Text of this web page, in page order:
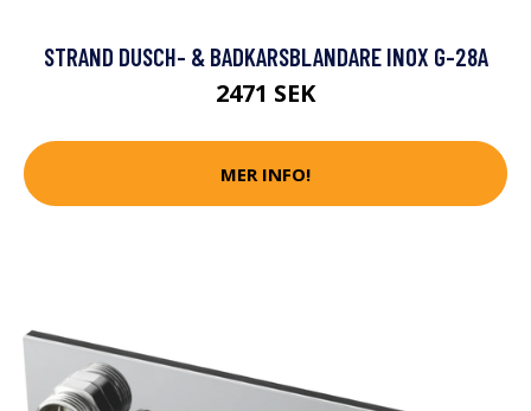
STRAND DUSCH- & BADKARSBLANDARE INOX G-28A
2471 SEK
MER INFO!